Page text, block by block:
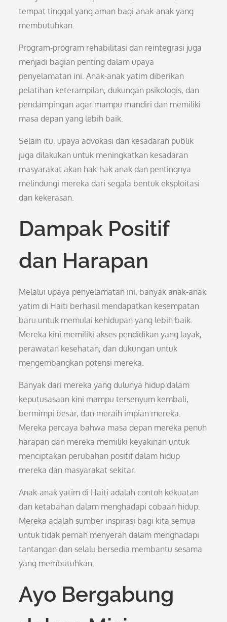
tempat tinggal yang aman bagi anak-anak yang
membutuhkan.
Program-program rehabilitasi dan reintegrasi juga
menjadi bagian penting dalam upaya
penyelamatan ini. Anak-anak yatim diberikan
pelatihan keterampilan, dukungan psikologis, dan
pendampingan agar mampu mandiri dan memiliki
masa depan yang lebih baik.
Selain itu, upaya advokasi dan kesadaran publik
juga dilakukan untuk meningkatkan kesadaran
masyarakat akan hak-hak anak dan pentingnya
melindungi mereka dari segala bentuk eksploitasi
dan kekerasan.
Dampak Positif
dan Harapan
Melalui upaya penyelamatan ini, banyak anak-anak
yatim di Haiti berhasil mendapatkan kesempatan
baru untuk memulai kehidupan yang lebih baik.
Mereka kini memiliki akses pendidikan yang layak,
perawatan kesehatan, dan dukungan untuk
mengembangkan potensi mereka.
Banyak dari mereka yang dulunya hidup dalam
keputusasaan kini mampu tersenyum kembali,
bermimpi besar, dan meraih impian mereka.
Mereka percaya bahwa masa depan mereka penuh
harapan dan mereka memiliki keyakinan untuk
menciptakan perubahan positif dalam hidup
mereka dan masyarakat sekitar.
Anak-anak yatim di Haiti adalah contoh kekuatan
dan ketabahan dalam menghadapi cobaan hidup.
Mereka adalah sumber inspirasi bagi kita semua
untuk tidak pernah menyerah dalam menghadapi
tantangan dan selalu bersedia membantu sesama
yang membutuhkan.
Ayo Bergabung